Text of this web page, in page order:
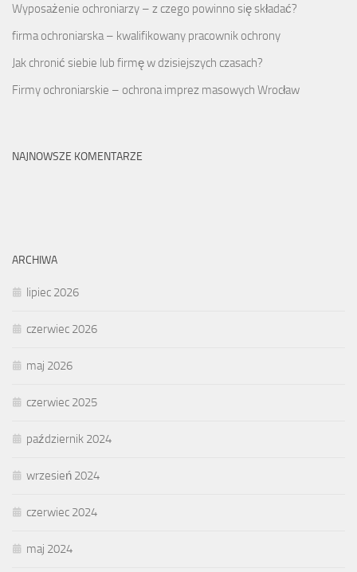
Wyposażenie ochroniarzy – z czego powinno się składać?
firma ochroniarska – kwalifikowany pracownik ochrony
Jak chronić siebie lub firmę w dzisiejszych czasach?
Firmy ochroniarskie – ochrona imprez masowych Wrocław
NAJNOWSZE KOMENTARZE
ARCHIWA
lipiec 2026
czerwiec 2026
maj 2026
czerwiec 2025
październik 2024
wrzesień 2024
czerwiec 2024
maj 2024